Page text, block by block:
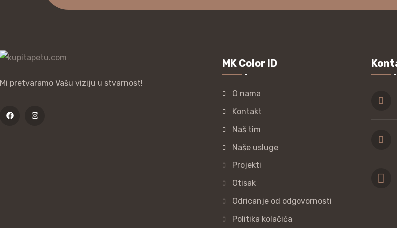
Mi pretvaramo Vašu viziju u stvarnost!
MK Color ID
O nama
Kontakt
Naš tim
Naše usluge
Projekti
Otisak
Odricanje od odgovornosti
Politika kolačića